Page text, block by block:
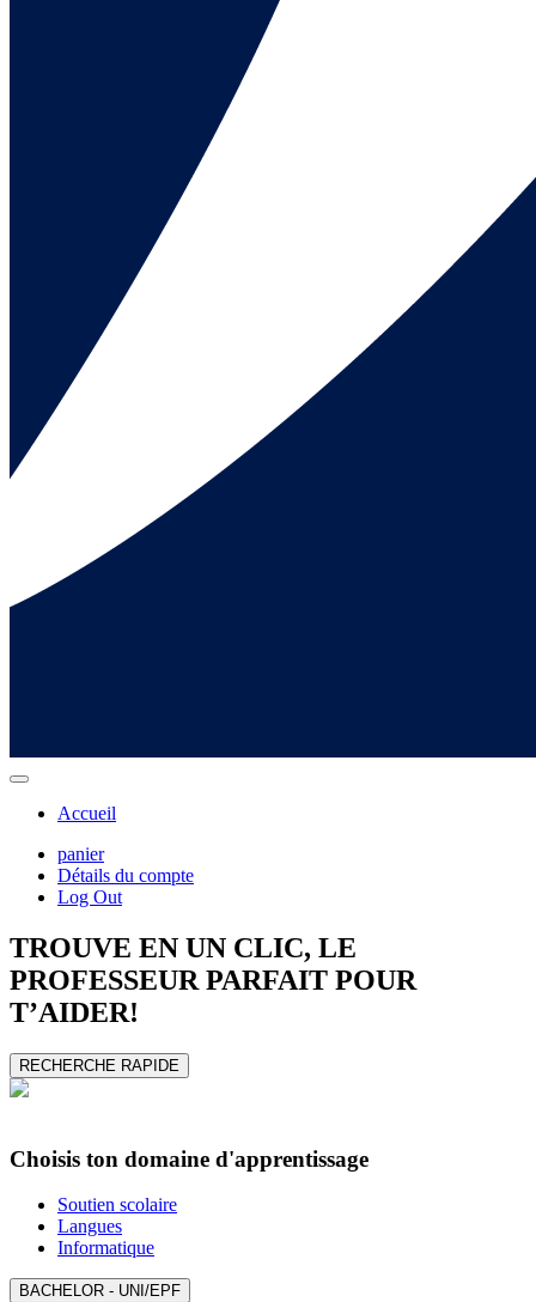
Accueil
panier
Détails du compte
Log Out
TROUVE EN UN CLIC, LE
PROFESSEUR PARFAIT POUR
T’AIDER!
RECHERCHE RAPIDE
Choisis ton domaine d'apprentissage
Soutien scolaire
Langues
Informatique
BACHELOR - UNI/EPF